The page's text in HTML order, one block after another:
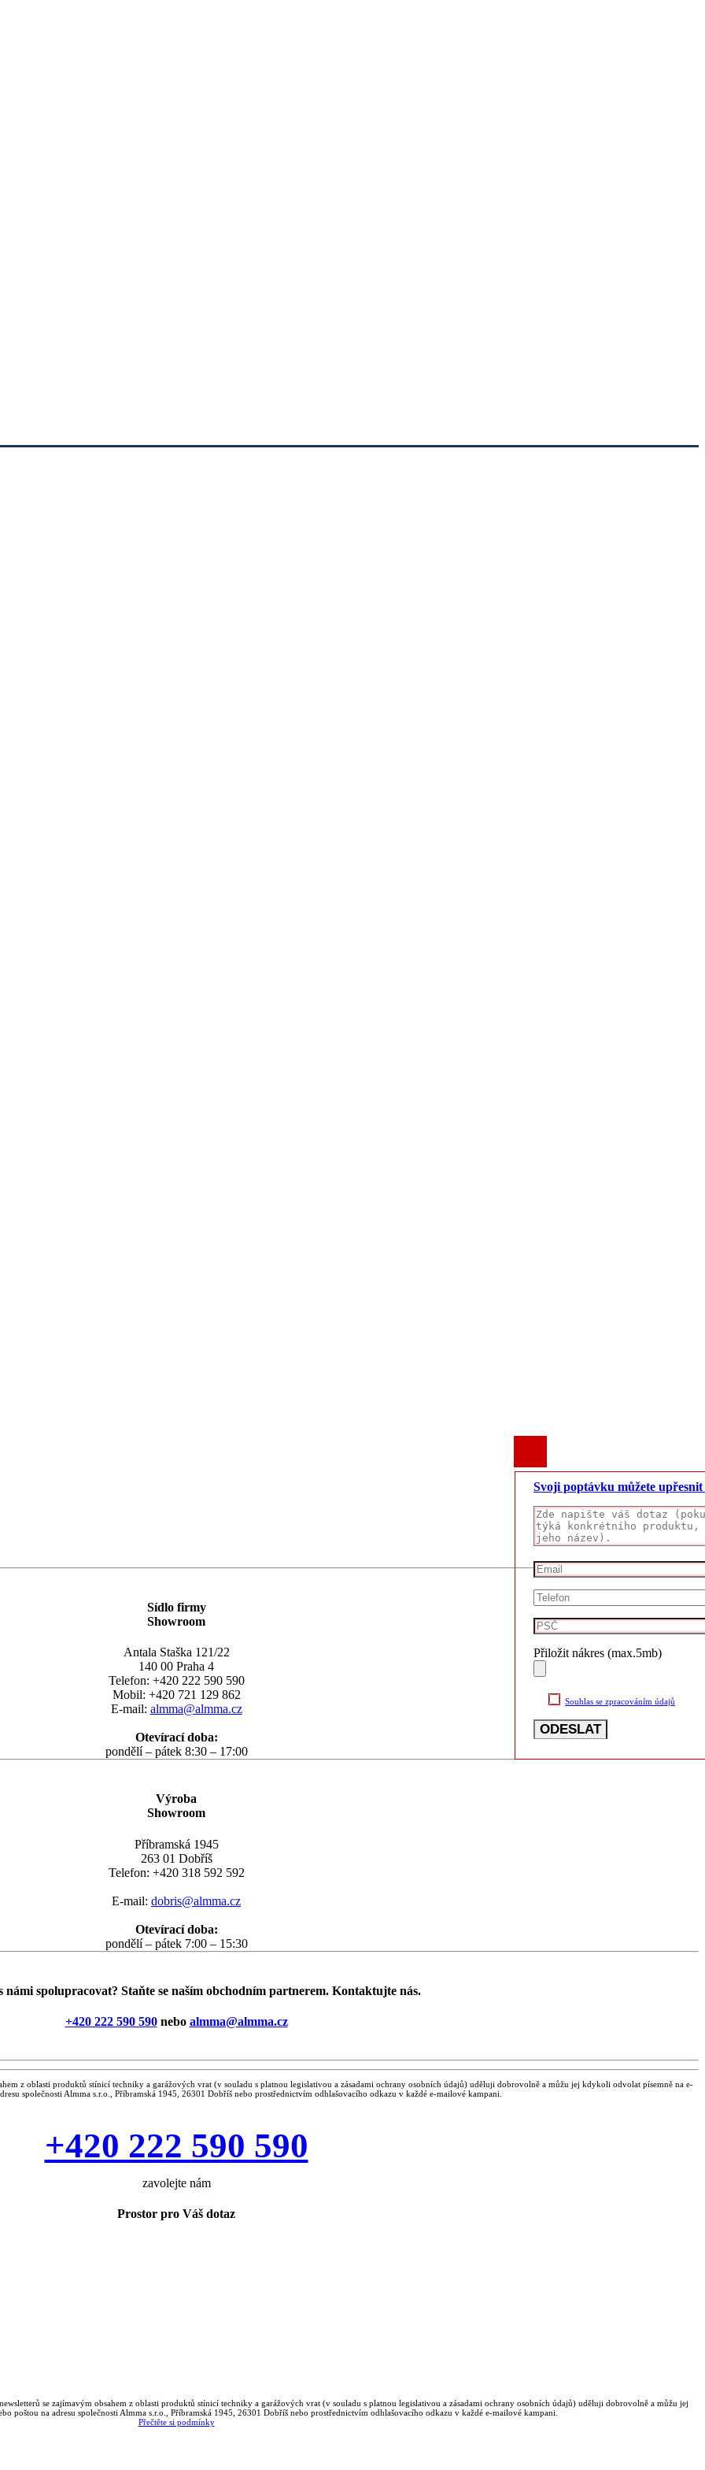
Sídlo firmy
Showroom
Antala Staška 121/22
140 00 Praha 4
Telefon: +420 222 590 590
Mobil: +420 721 129 862
E-mail: almma@almma.cz
Otevírací doba:
pondělí – pátek 8:30 – 17:00
Výroba
Showroom
Příbramská 1945
263 01 Dobříš
Telefon: +420 318 592 592
E-mail: dobris@almma.cz
Otevírací doba:
pondělí – pátek 7:00 – 15:30
námi spolupracovat? Staňte se naším obchodním partnerem. Kontaktujte nás.
+420 222 590 590nebo almma@almma.cz
z oblasti produktů stínicí techniky a garážových vrat (v souladu s platnou legislativou a zásadami ochrany osobních údajů) uděluji dobrovolně a můžu jej kdykoli odvolat písemně na e-
společnosti Almma s.r.o., Příbramská 1945, 26301 Dobříš nebo prostřednictvím odhlašovacího odkazu v každé e-mailové kampani.
+420 222 590 590
zavolejte nám
Prostor pro Váš dotaz
se zajímavým obsahem z oblasti produktů stínicí techniky a garážových vrat (v souladu s platnou legislativou a zásadami ochrany osobních údajů) uděluji dobrovolně a můžu jej
poštou na adresu společnosti Almma s.r.o., Příbramská 1945, 26301 Dobříš nebo prostřednictvím odhlašovacího odkazu v každé e-mailové kampani.
Přečtěte si podmínky
Svoji poptávku můžete
Přiložit nákres (max.5mb)
Souhlas se zpracováním údajů